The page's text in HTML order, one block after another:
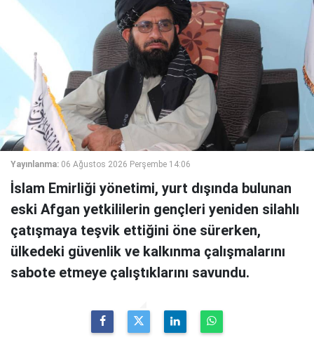
Yayınlanma: 06 Ağustos 2026 Perşembe 14:06
İslam Emirliği yönetimi, yurt dışında bulunan
eski Afgan yetkililerin gençleri yeniden silahlı
çatışmaya teşvik ettiğini öne sürerken,
ülkedeki güvenlik ve kalkınma çalışmalarını
sabote etmeye çalıştıklarını savundu.